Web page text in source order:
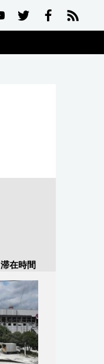
滞在時間